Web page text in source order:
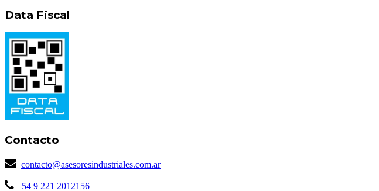
Data Fiscal
Contacto
contacto@asesoresindustriales.com.ar
+54 9 221 2012156